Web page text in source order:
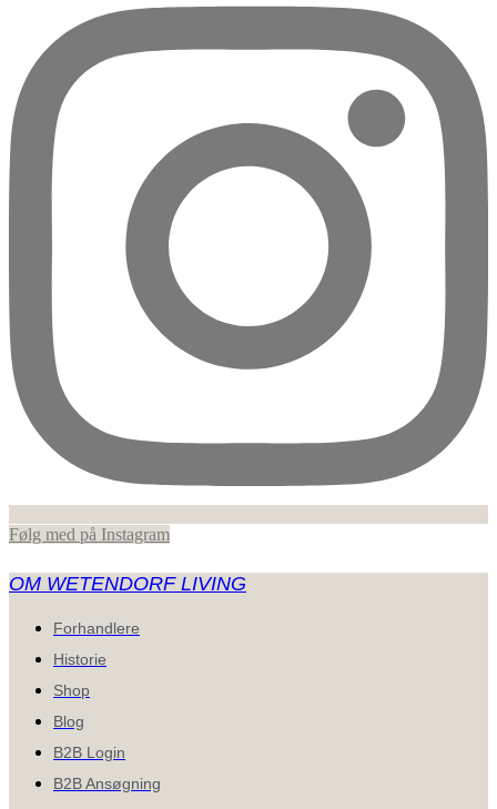
Følg med på Instagram
OM WETENDORF LIVING
Forhandlere
Historie
Shop
Blog
B2B Login
B2B Ansøgning